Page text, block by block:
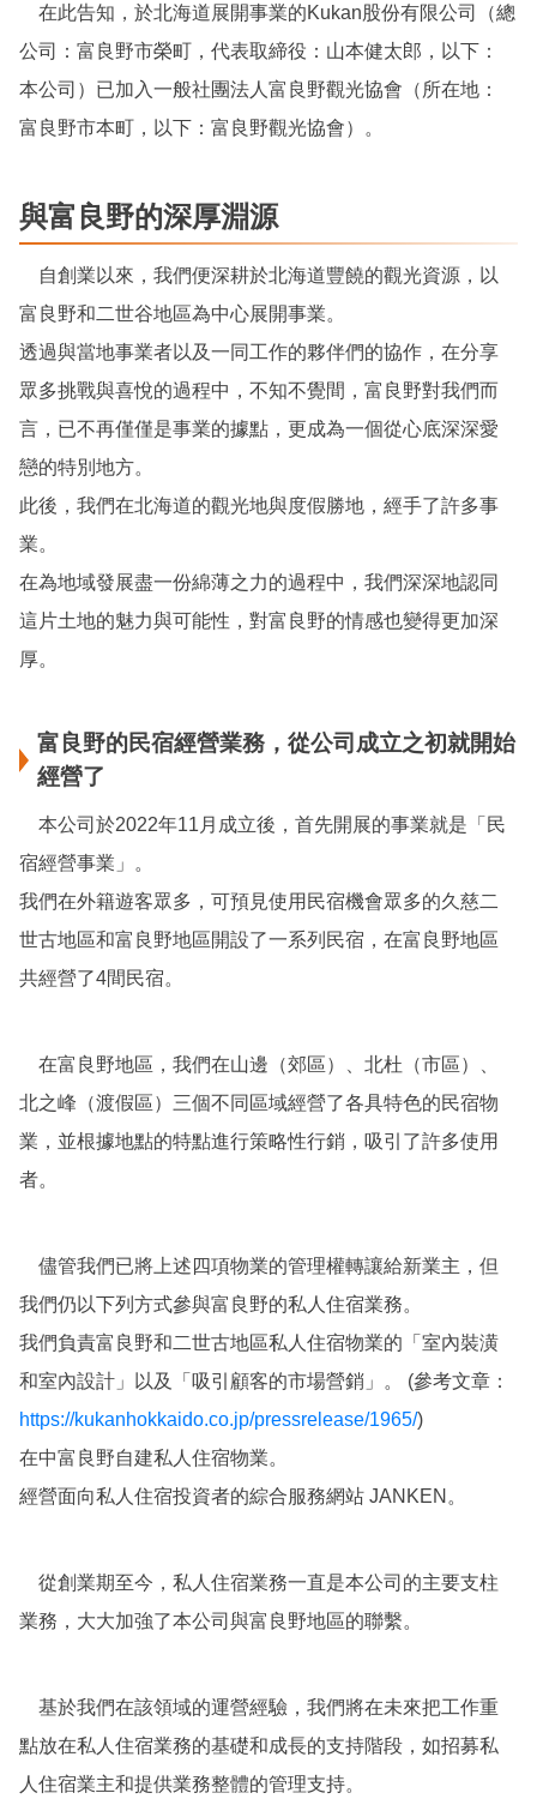
在此告知，於北海道展開事業的Kukan股份有限公司（總
公司：富良野市榮町，代表取締役：山本健太郎，以下：
本公司）已加入一般社團法人富良野觀光協會（所在地：
富良野市本町，以下：富良野觀光協會）。
與富良野的深厚淵源
自創業以來，我們便深耕於北海道豐饒的觀光資源，以
富良野和二世谷地區為中心展開事業。
透過與當地事業者以及一同工作的夥伴們的協作，在分享
眾多挑戰與喜悅的過程中，不知不覺間，富良野對我們而
言，已不再僅僅是事業的據點，更成為一個從心底深深愛
戀的特別地方。
此後，我們在北海道的觀光地與度假勝地，經手了許多事
業。
在為地域發展盡一份綿薄之力的過程中，我們深深地認同
這片土地的魅力與可能性，對富良野的情感也變得更加深
厚。
富良野的民宿經營業務，從公司成立之初就開始
經營了
本公司於2022年11月成立後，首先開展的事業就是「民
宿經營事業」。
我們在外籍遊客眾多，可預見使用民宿機會眾多的久慈二
世古地區和富良野地區開設了一系列民宿，在富良野地區
共經營了4間民宿。
在富良野地區，我們在山邊（郊區）、北杜（市區）、
北之峰（渡假區）三個不同區域經營了各具特色的民宿物
業，並根據地點的特點進行策略性行銷，吸引了許多使用
者。
儘管我們已將上述四項物業的管理權轉讓給新業主，但
我們仍以下列方式參與富良野的私人住宿業務。
我們負責富良野和二世古地區私人住宿物業的「室內裝潢
和室內設計」以及「吸引顧客的市場營銷」。 (參考文章：
https://kukanhokkaido.co.jp/pressrelease/1965/)
在中富良野自建私人住宿物業。
經營面向私人住宿投資者的綜合服務網站 JANKEN。
從創業期至今，私人住宿業務一直是本公司的主要支柱
業務，大大加強了本公司與富良野地區的聯繫。
基於我們在該領域的運營經驗，我們將在未來把工作重
點放在私人住宿業務的基礎和成長的支持階段，如招募私
人住宿業主和提供業務整體的管理支持。